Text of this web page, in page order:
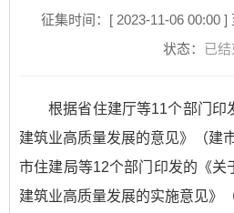
征集时间：[ 2023-11-06 00:00 ]
状态： 已结
根据省住建厅等11个部门印
建筑业高质量发展的意见》（建
市住建局等12个部门印发的《关
建筑业高质量发展的实施意见》